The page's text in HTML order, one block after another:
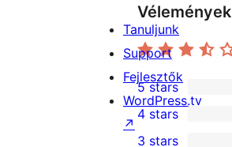
Vélemények
4
5-
5 stars
4 stars
3 stars
Tanuljunk
Support
Fejlesztők
WordPress.tv
↗